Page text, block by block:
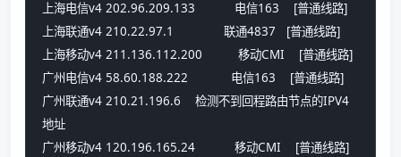
上海电信v4 202.96.209.133           电信163    [普通线路]
上海联通v4 210.22.97.1              联通4837   [普通线路]
上海移动v4 211.136.112.200          移动CMI    [普通线路]
广州电信v4 58.60.188.222            电信163    [普通线路]
广州联通v4 210.21.196.6    检测不到回程路由节点的IPV4
地址
广州移动v4 120.196.165.24           移动CMI    [普通线路]